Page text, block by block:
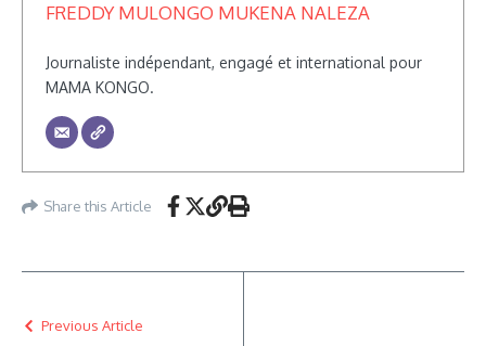
FREDDY MULONGO MUKENA NALEZA
Journaliste indépendant, engagé et international pour
MAMA KONGO.
Share this Article
Previous Article